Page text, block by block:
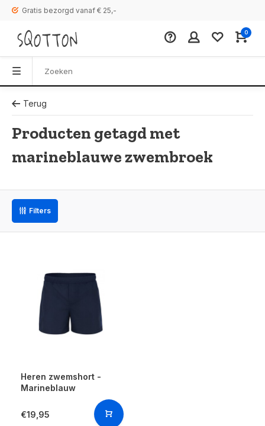
Gratis bezorgd vanaf € 25,-
0
Terug
Producten getagd met
marineblauwe zwembroek
Filters
Heren zwemshort -
Marineblauw
€19,95